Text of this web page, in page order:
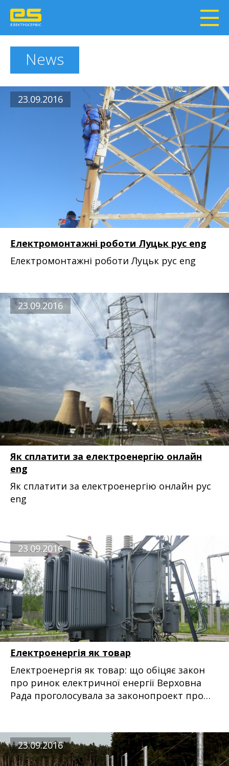
News
23.09.2016
Електромонтажні роботи Луцьк рус eng
Електромонтажні роботи Луцьк рус eng
23.09.2016
Як сплатити за електроенергію онлайн
eng
Як сплатити за електроенергію онлайн рус
eng
23.09.2016
Електроенергія як товар
Електроенергія як товар: що обіцяє закон
про ринок електричної енергії Верховна
Рада проголосувала за законопроект про
створення конкурентного ринку
електроенергії, а також впроваджує норми
Третього енергетичного пакету ЄС.
23.09.2016